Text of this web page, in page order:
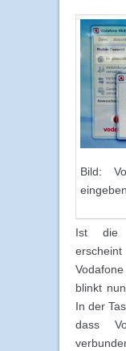
Bild:
eingeben
Ist die
blinkt
In der
dass